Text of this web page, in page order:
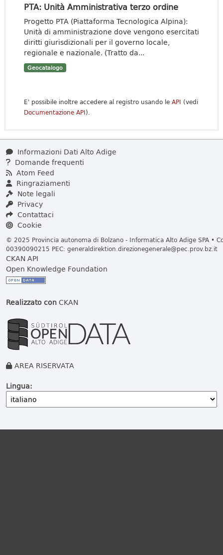
PTA: Unità Amministrativa terzo ordine
Progetto PTA (Piattaforma Tecnologica Alpina):
Unità di amministrazione dove vengono esercitati
diritti giurisdizionali per il governo locale,
regionale e nazionale. (Tratto da...
Geocatalogo
E' possibile inoltre accedere al registro usando le API (vedi
Documentazione API).
Informazioni Dati Alto Adige
Domande frequenti
Atom Feed
Ringraziamenti
Note legali
Privacy
Contattaci
Cookie
© 2025 Provincia autonoma di Bolzano - Informatica Alto Adige SPA •
00390090215 PEC: generaldirektion.direzionegenerale@pec.prov.bz.it
CKAN API
Open Knowledge Foundation
Realizzato conCKAN
AREA RISERVATA
Lingua